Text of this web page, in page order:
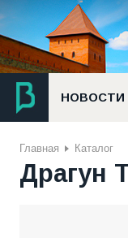
НОВОСТИ
Главная Каталог
Драгун